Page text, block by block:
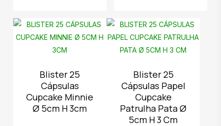
Blister 25
Cápsulas
Cupcake Minnie
Ø 5cm H 3cm
Blister 25
Cápsulas Papel
Cupcake
Patrulha Pata Ø
5cm H 3 Cm